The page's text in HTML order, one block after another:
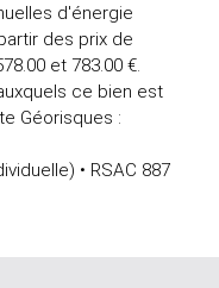
d'énergie
des prix de
et 783.00 €.
ce bien est
Géorisques :
• RSAC 887